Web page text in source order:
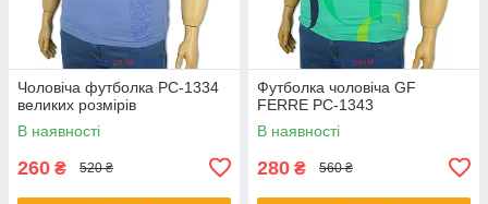
Чоловіча футболка PC-1334
великих розмірів
В наявності
260 ₴ 520 ₴
Футболка чоловіча GF
FERRE PC-1343
В наявності
280 ₴ 560 ₴